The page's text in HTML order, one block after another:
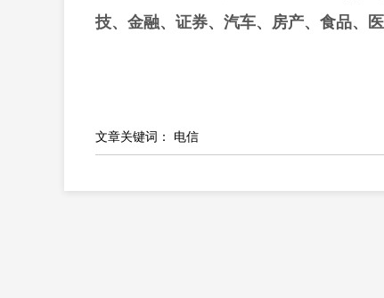
技、金融、证券、汽车、房产、食品、
文章关键词： 电信